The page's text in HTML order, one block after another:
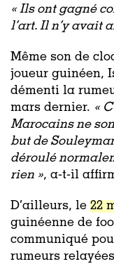
« Ils ont gagné
l’art. Il n’y avait
Même son de
joueur guinéen,
démenti la
mars dernier. «
Marocains ne
but de
déroulé
rien », a-t-il
D’ailleurs, le 22
guinéenne de
communiqué
rumeurs